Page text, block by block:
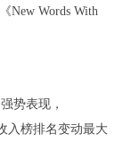
New Words With
势表现，
入榜排名变动最大